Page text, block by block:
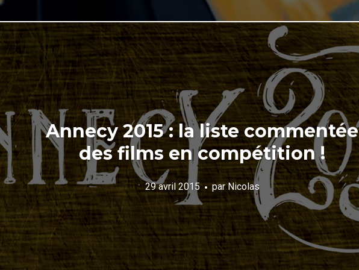
Annecy 2015 : la liste commentée
des films en compétition !
29 avril 2015 parNicolas